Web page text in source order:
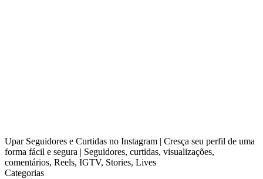
Upar Seguidores e Curtidas no Instagram | Cresça seu perfil de uma
forma fácil e segura | Seguidores, curtidas, visualizações,
comentários, Reels, IGTV, Stories, Lives
Categorias